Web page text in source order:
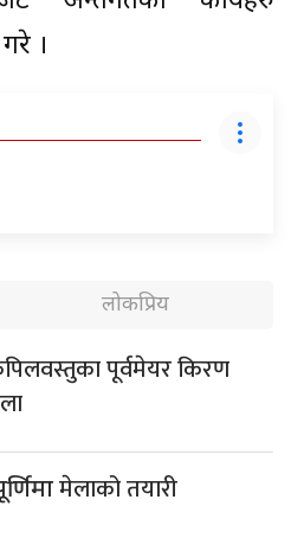
।
लोकप्रिय
पूर्वमेयर किरण
मेलाको तयारी